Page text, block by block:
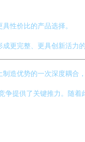
性价比的产品选择。
更完整、更具创新活力的
造优势的一次深度耦合
提供了关键推力。随